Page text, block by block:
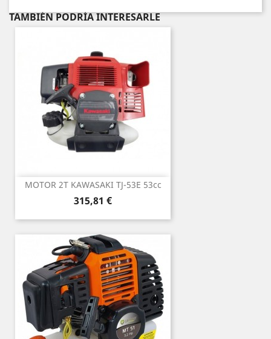
TAMBIÉN PODRÍA INTERESARLE
MOTOR 2T KAWASAKI TJ-53E 53cc
Precio
315,81 €